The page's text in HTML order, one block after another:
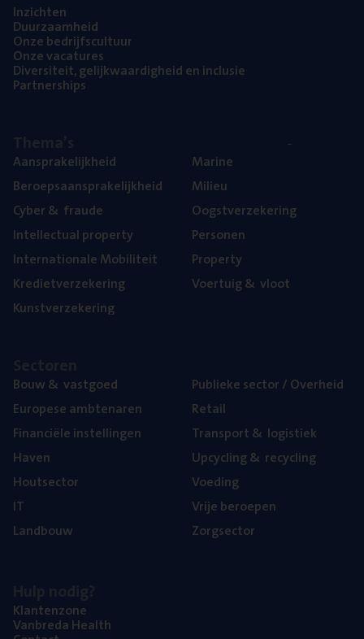
Inzich­ten
Duur­zaam­heid
Onze bedrijfs­cul­tuur
Onze vaca­tu­res
Diver­si­teit, gelijk­waar­dig­heid en inclusie
Part­ner­ships
Aan­spra­ke­lijk­heid
Beroeps­aan­spra­ke­lijk­heid
Cyber& fraude
Intel­lec­tu­al property
Inter­na­ti­o­na­le Mobiliteit
Kre­diet­ver­ze­ke­ring
Kunst­ver­ze­ke­ring
Mari­ne
Mili­eu
Oogst­ver­ze­ke­ring
Per­so­nen
Pro­per­ty
Voer­tuig& vloot
Bouw& vastgoed
Euro­pe­se ambtenaren
Finan­ci­ë­le instellingen
Haven
Hout­sec­tor
IT
Land­bouw
Publie­ke sec­tor / Overheid
Retail
Trans­port& logistiek
Upcy­cling& recycling
Voe­ding
Vrije beroe­pen
Zorg­sec­tor
Klan­ten­zo­ne
Van­b­re­da Health